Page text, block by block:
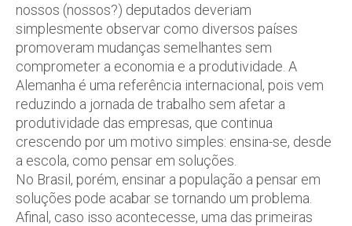
nossos (nossos?) deputados deveriam
simplesmente observar como diversos países
promoveram mudanças semelhantes sem
comprometer a economia e a produtividade. A
Alemanha é uma referência internacional, pois vem
reduzindo a jornada de trabalho sem afetar a
produtividade das empresas, que continua
crescendo por um motivo simples: ensina-se, desde
a escola, como pensar em soluções.
No Brasil, porém, ensinar a população a pensar em
soluções pode acabar se tornando um problema.
Afinal, caso isso acontecesse, uma das primeiras